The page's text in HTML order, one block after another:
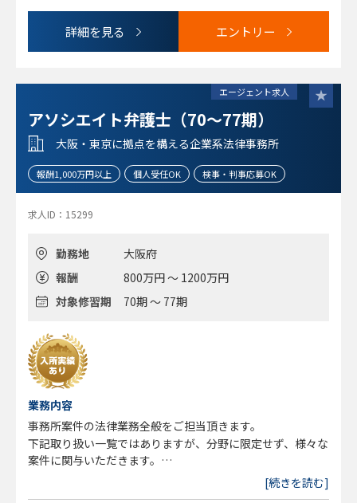
詳細を見る エントリー
エージェント求人
アソシエイト弁護士（70～77期）
大阪・東京に拠点を構える企業系法律事務所
報酬1,000万円以上 個人受任OK 検事・判事応募OK
求人ID：15299
勤務地
大阪府
報酬
800万円 ～ 1200万円
対象修習期
70期 ～ 77期
業務内容
事務所案件の法律業務全般をご担当頂きます。
下記取り扱い一覧ではありますが、分野に限定せず、様々な
案件に関与いただきます。
[続きを読む]